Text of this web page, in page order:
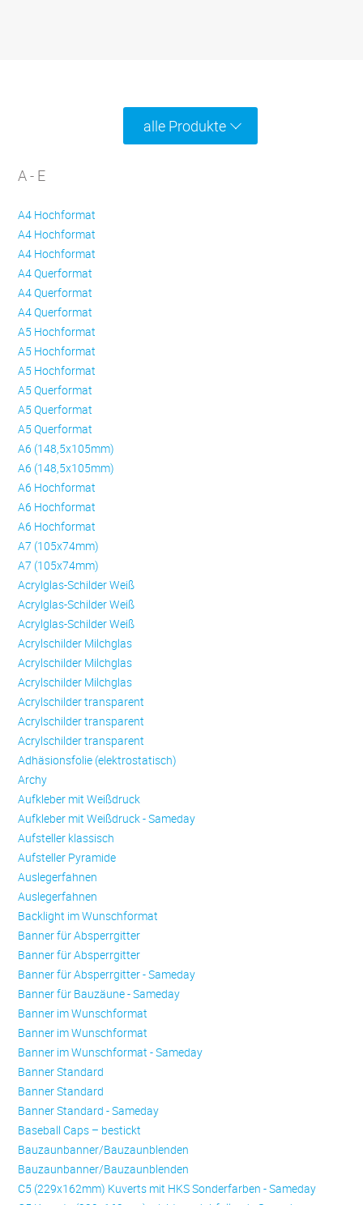
alle Produkte
A - E
A4 Hochformat
A4 Hochformat
A4 Hochformat
A4 Querformat
A4 Querformat
A4 Querformat
A5 Hochformat
A5 Hochformat
A5 Hochformat
A5 Querformat
A5 Querformat
A5 Querformat
A6 (148,5x105mm)
A6 (148,5x105mm)
A6 Hochformat
A6 Hochformat
A6 Hochformat
A7 (105x74mm)
A7 (105x74mm)
Acrylglas-Schilder Weiß
Acrylglas-Schilder Weiß
Acrylglas-Schilder Weiß
Acrylschilder Milchglas
Acrylschilder Milchglas
Acrylschilder Milchglas
Acrylschilder transparent
Acrylschilder transparent
Acrylschilder transparent
Adhäsionsfolie (elektrostatisch)
Archy
Aufkleber mit Weißdruck
Aufkleber mit Weißdruck - Sameday
Aufsteller klassisch
Aufsteller Pyramide
Auslegerfahnen
Auslegerfahnen
Backlight im Wunschformat
Banner für Absperrgitter
Banner für Absperrgitter
Banner für Absperrgitter - Sameday
Banner für Bauzäune - Sameday
Banner im Wunschformat
Banner im Wunschformat
Banner im Wunschformat - Sameday
Banner Standard
Banner Standard
Banner Standard - Sameday
Baseball Caps – bestickt
Bauzaunbanner/Bauzaunblenden
Bauzaunbanner/Bauzaunblenden
C5 (229x162mm) Kuverts mit HKS Sonderfarben - Sameday